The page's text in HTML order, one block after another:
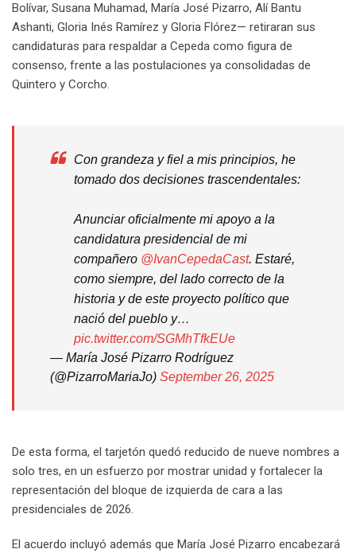
Bolívar, Susana Muhamad, María José Pizarro, Alí Bantu
Ashanti, Gloria Inés Ramírez y Gloria Flórez— retiraran sus
candidaturas para respaldar a Cepeda como figura de
consenso, frente a las postulaciones ya consolidadas de
Quintero y Corcho.
Con grandeza y fiel a mis principios, he
tomado dos decisiones trascendentales:
Anunciar oficialmente mi apoyo a la
candidatura presidencial de mi
compañero @IvanCepedaCast. Estaré,
como siempre, del lado correcto de la
historia y de este proyecto político que
nació del pueblo y…
pic.twitter.com/SGMhTfkEUe
— María José Pizarro Rodríguez
(@PizarroMariaJo) September 26, 2025
De esta forma, el tarjetón quedó reducido de nueve nombres a
solo tres, en un esfuerzo por mostrar unidad y fortalecer la
representación del bloque de izquierda de cara a las
presidenciales de 2026.
El acuerdo incluyó además que María José Pizarro encabezará